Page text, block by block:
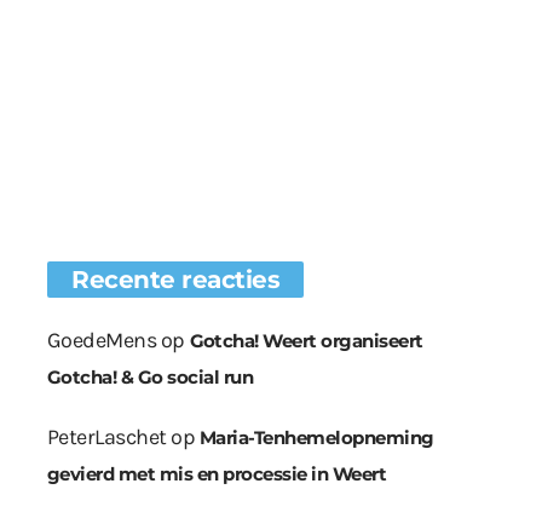
Recente reacties
GoedeMensop Gotcha! Weert organiseert
Gotcha! & Go social run
PeterLaschetop Maria-Tenhemelopneming
gevierd met mis en processie in Weert